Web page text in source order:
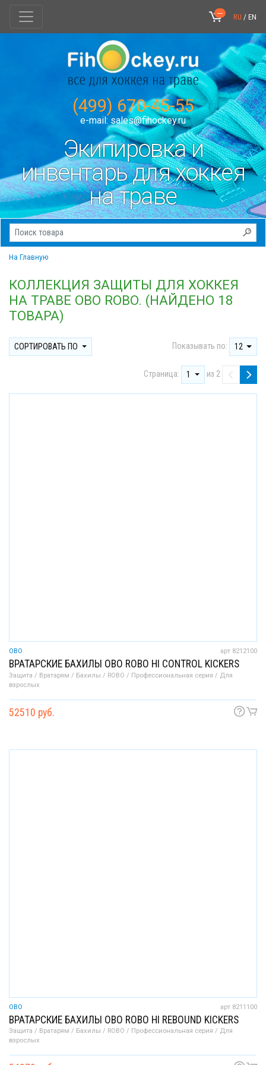
--- RU / EN
(499) 670-45-55
e-mail: sales@fihockey.ru
Экипировка и
инвентарь для хоккея
на траве
На Главную
КОЛЛЕКЦИЯ ЗАЩИТЫ ДЛЯ ХОККЕЯ
НА ТРАВЕ OBO ROBO. (НАЙДЕНО 18
ТОВАРА)
СОРТИРОВАТЬ ПО Показывать по: 12
Страница: 1 из 2
OBO арт 8212100
ВРАТАРСКИЕ БАХИЛЫ OBO ROBO HI CONTROL KICKERS
Защита / Вратарям / Бахилы / ROBO / Профессиональная серия / Для
взрослых
52510 руб.
OBO арт 8211100
ВРАТАРСКИЕ БАХИЛЫ OBO ROBO HI REBOUND KICKERS
Защита / Вратарям / Бахилы / ROBO / Профессиональная серия / Для
взрослых